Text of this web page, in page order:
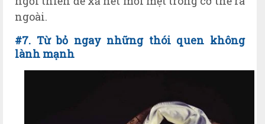
ngoài.
#7. Từ bỏ ngay những thói quen không
lành mạnh